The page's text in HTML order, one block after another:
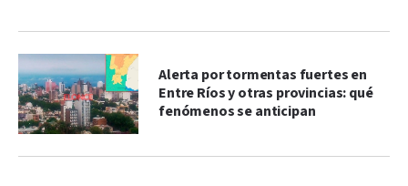
Alerta por tormentas fuertes en
Entre Ríos y otras provincias: qué
fenómenos se anticipan